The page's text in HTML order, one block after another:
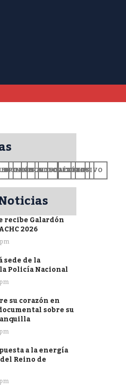
OPINIÓN
GENERALES
TECNOLOGÍA
EDUCACIÓN
CULTURA
EXCLUSIVO
+CV
recibe Galardón
2026
de la
Policía Nacional
su corazón en
sobre su
a la energía
Reino de